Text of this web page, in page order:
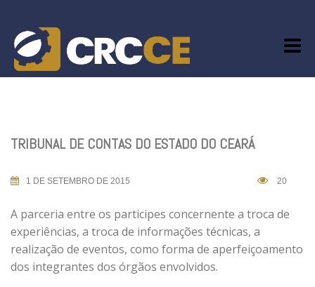
content
TRIBUNAL DE CONTAS DO ESTADO DO CEARÁ
1 DE SETEMBRO DE 2015 20
A parceria entre os participes concernente a troca de
experiências, a troca de informações técnicas, a
realização de eventos, como forma de aperfeiçoamento
dos integrantes dos órgãos envolvidos.